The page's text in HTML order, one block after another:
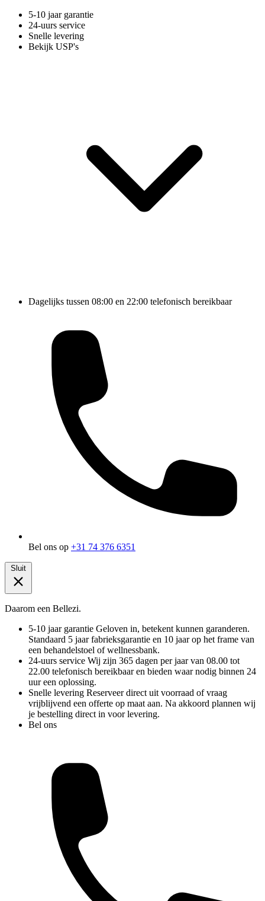
5-10 jaar garantie
24-uurs service
Snelle levering
Bekijk USP's
Dagelijks tussen 08:00 en 22:00 telefonisch bereikbaar
Bel ons op +31 74 376 6351
Sluit
Daarom een Bellezi.
5-10 jaar garantie Geloven in, betekent kunnen garanderen.
Standaard 5 jaar fabrieksgarantie en 10 jaar op het frame van
een behandelstoel of wellnessbank.
24-uurs service Wij zijn 365 dagen per jaar van 08.00 tot
22.00 telefonisch bereikbaar en bieden waar nodig binnen 24
uur een oplossing.
Snelle levering Reserveer direct uit voorraad of vraag
vrijblijvend een offerte op maat aan. Na akkoord plannen wij
je bestelling direct in voor levering.
Bel ons